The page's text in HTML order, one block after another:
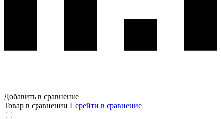
Добавить в сравнение
Товар в сравнении Перейти в сравнение